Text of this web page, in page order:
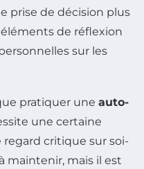
prise de décision plus
de réflexion
sur les
pratiquer une auto-
une certaine
regard critique sur soi-
maintenir, mais il est